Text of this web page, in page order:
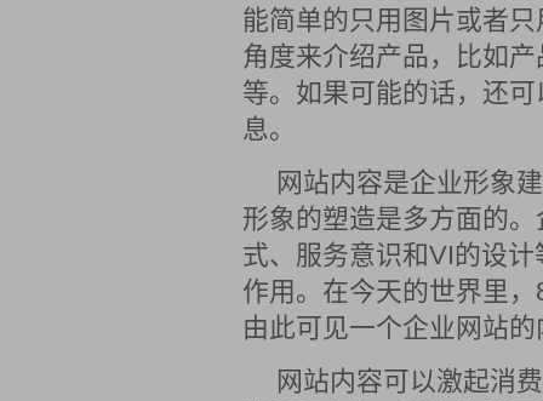
能简单的只用图片或者
角度来介绍产品，比如
等。如果可能的话，还
息。
网站内容是企业形象
形象的塑造是多方面的
式、服务意识和VI的设
作用。在今天的世界里
由此可见一个企业网站
网站内容可以激起消